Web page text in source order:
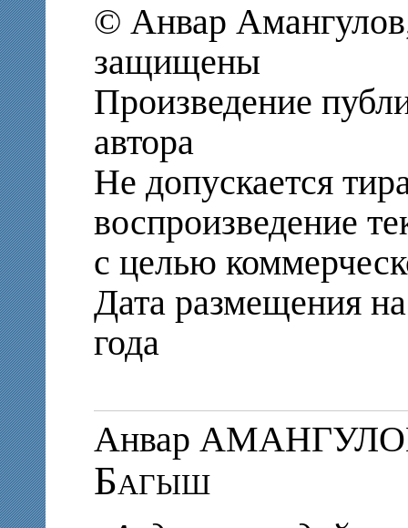
© Анвар
защищены
Произведение
автора
Не допускается
воспроизведение
с целью
Дата размещения
года
Анвар
Багыш